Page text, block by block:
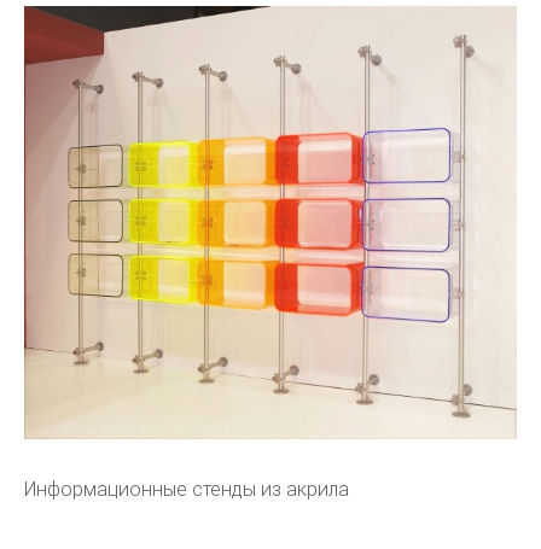
Информационные стенды из акрила